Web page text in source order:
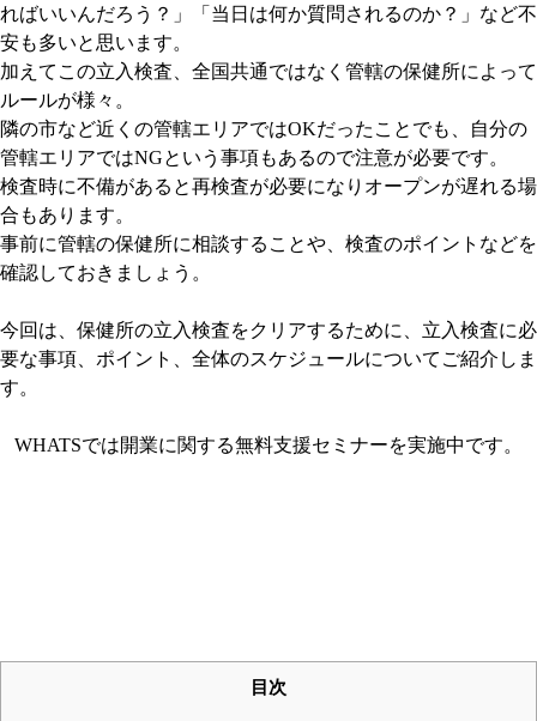
ればいいんだろう？」「当日は何か質問されるのか？」など不
安も多いと思います。
加えてこの立入検査、全国共通ではなく管轄の保健所によって
ルールが様々。
隣の市など近くの管轄エリアではOKだったことでも、自分の
管轄エリアではNGという事項もあるので注意が必要です。
検査時に不備があると再検査が必要になりオープンが遅れる場
合もあります。
事前に管轄の保健所に相談することや、検査のポイントなどを
確認しておきましょう。
今回は、保健所の立入検査をクリアするために、立入検査に必
要な事項、ポイント、全体のスケジュールについてご紹介しま
す。
WHATSでは開業に関する無料支援セミナーを実施中です。
目次